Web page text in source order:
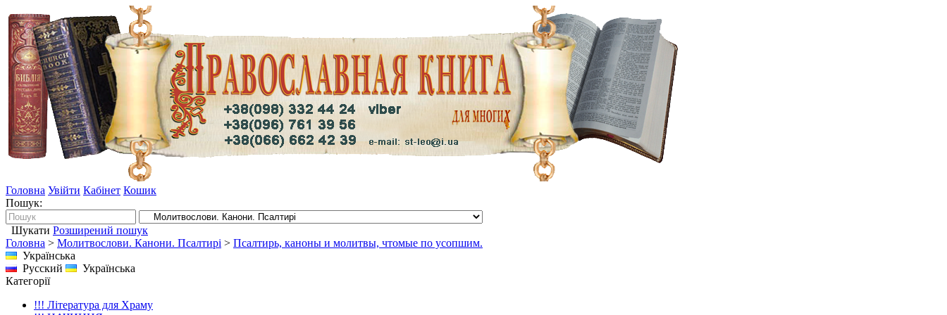
Головна Увійти Кабінет Кошик
Пошук:
Шукати Розширений пошук
Головна > Молитвослови. Канони. Псалтирі > Псалтирь, каноны и молитвы, чтомые по усопшим.
Українська
Русский
Українська
Категорії
!!! Література для Храму